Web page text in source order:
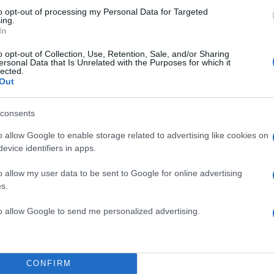
opt-out of processing my Personal Data for Targeted
opt-out of Collection, Use, Retention, Sale, and/or Sharing
Data that Is Unrelated with the Purposes for which it
allow Google to enable storage related to advertising like cookies on
identifiers in apps.
allow my user data to be sent to Google for online advertising
allow Google to send me personalized advertising.
CONFIRM
στην τηλεόραση και αυτό μας αφορά